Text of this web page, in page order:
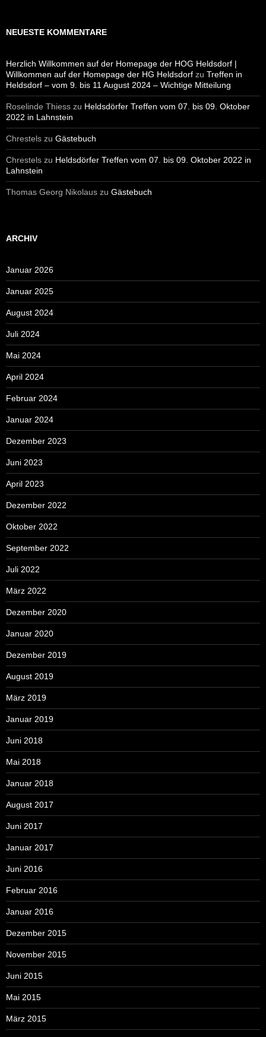
NEUESTE KOMMENTARE
Herzlich Willkommen auf der Homepage der HOG Heldsdorf |
Willkommen auf der Homepage der HG Heldsdorf zu Treffen in
Heldsdorf – vom 9. bis 11 August 2024 – Wichtige Mitteilung
Roselinde Thiess zu Heldsdörfer Treffen vom 07. bis 09. Oktober
2022 in Lahnstein
Chrestels zu Gästebuch
Chrestels zu Heldsdörfer Treffen vom 07. bis 09. Oktober 2022 in
Lahnstein
Thomas Georg Nikolaus zu Gästebuch
ARCHIV
Januar 2026
Januar 2025
August 2024
Juli 2024
Mai 2024
April 2024
Februar 2024
Januar 2024
Dezember 2023
Juni 2023
April 2023
Dezember 2022
Oktober 2022
September 2022
Juli 2022
März 2022
Dezember 2020
Januar 2020
Dezember 2019
August 2019
März 2019
Januar 2019
Juni 2018
Mai 2018
Januar 2018
August 2017
Juni 2017
Januar 2017
Juni 2016
Februar 2016
Januar 2016
Dezember 2015
November 2015
Juni 2015
Mai 2015
März 2015